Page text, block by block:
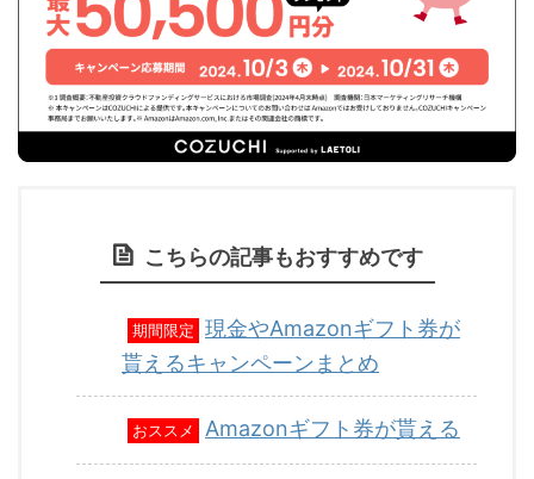
こちらの記事もおすすめです
期間限定
現金やAmazonギフト券が
貰えるキャンペーンまとめ
おススメ Amazonギフト券が貰える